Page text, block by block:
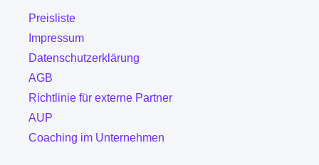
Preisliste
Impressum
Datenschutzerklärung
AGB
Richtlinie für externe Partner
AUP
Coaching im Unternehmen